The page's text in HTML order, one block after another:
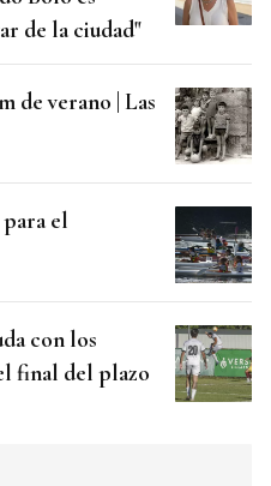
de la ciudad"
de verano | Las
el
con los
final del plazo